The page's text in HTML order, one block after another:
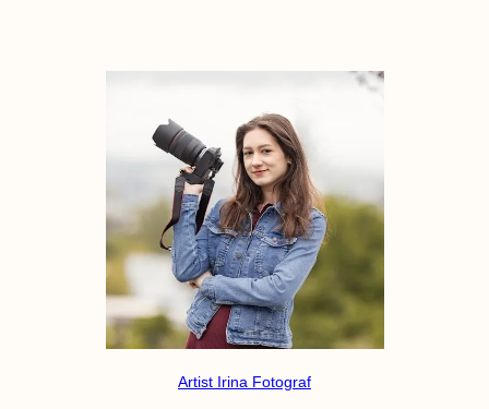
Artist Irina Fotograf